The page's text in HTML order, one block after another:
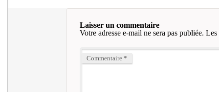
Laisser un commentaire
Votre adresse e-mail ne sera pas publiée. Les
Commentaire *